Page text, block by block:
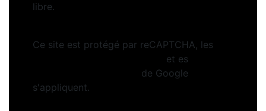
libre.
Ce site est protégé par reCAPTCHA, les
et es
de Google
s'appliquent.